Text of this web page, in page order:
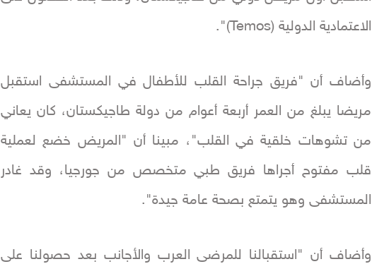
الاعتمادية الدولية (Temos)".
وأضاف أن "فريق جراحة القلب للأطفال في المستشفى استقبل
مريضا يبلغ من العمر أربعة أعوام من دولة طاجيكستان، كان يعاني
من تشوهات خلقية في القلب"، مبينا أن "المريض خضع لعملية
قلب مفتوح أجراها فريق طبي متخصص من جورجيا، وقد غادر
المستشفى وهو يتمتع بصحة عامة جيدة".
وأضاف أن "استقبالنا للمرضى العرب والأجانب بعد حصولنا على